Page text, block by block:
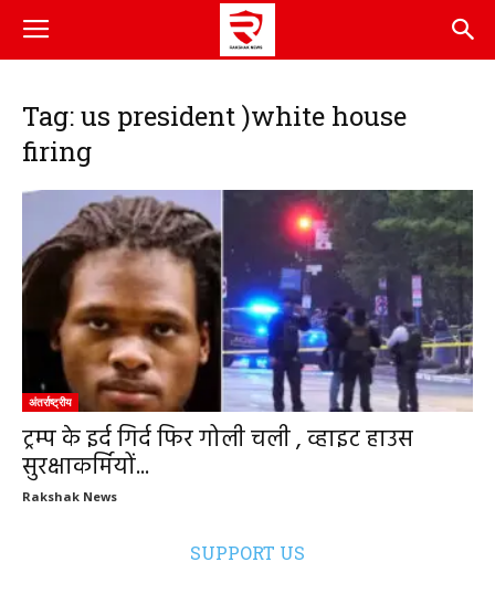
Tag: us president )white house
firing
अंतर्राष्ट्रीय
ट्रम्प के इर्द गिर्द फिर गोली चली , व्हाइट हाउस
सुरक्षाकर्मियों...
Rakshak News
SUPPORT US